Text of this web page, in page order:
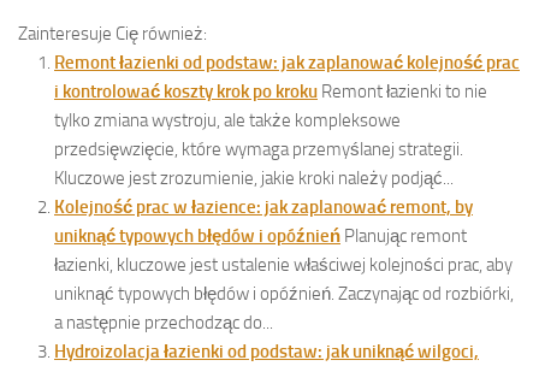
Zainteresuje Cię również:
Remont łazienki od podstaw: jak zaplanować kolejność prac
i kontrolować koszty krok po kroku Remont łazienki to nie
tylko zmiana wystroju, ale także kompleksowe
przedsięwzięcie, które wymaga przemyślanej strategii.
Kluczowe jest zrozumienie, jakie kroki należy podjąć...
Kolejność prac w łazience: jak zaplanować remont, by
uniknąć typowych błędów i opóźnień Planując remont
łazienki, kluczowe jest ustalenie właściwej kolejności prac, aby
uniknąć typowych błędów i opóźnień. Zaczynając od rozbiórki,
a następnie przechodząc do...
Hydroizolacja łazienki od podstaw: jak uniknąć wilgoci,